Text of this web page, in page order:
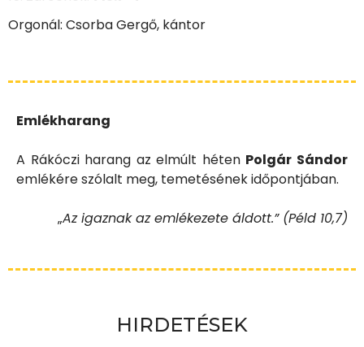
Orgonál: Csorba Gergő, kántor
Emlékharang
A Rákóczi harang az elmúlt héten Polgár Sándor
emlékére szólalt meg, temetésének időpontjában.
„Az igaznak az emlékezete áldott.” (Péld 10,7)
HIRDETÉSEK